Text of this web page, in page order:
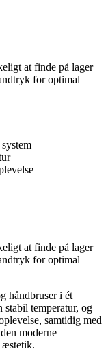
at finde på lager
for optimal
at finde på lager
for optimal
håndbruser i ét
stabil temperatur, og
samtidig med
moderne
æstetik.